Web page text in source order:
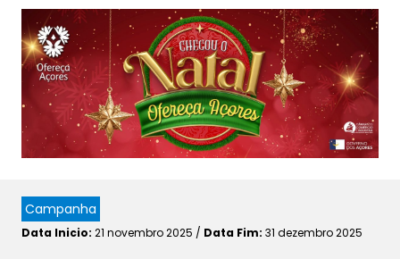
Campanha
Data Inicio: 21 novembro 2025 / Data Fim: 31 dezembro 2025